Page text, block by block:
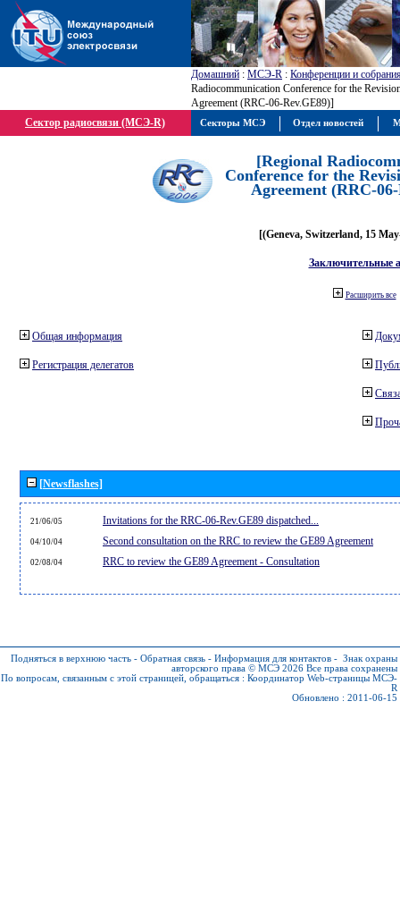
Домашний : МСЭ-R : Конференции и
Radiocommunication Conference for the
Agreement (RRC-06-Rev.GE89)]
Сектор радиосвязи (МСЭ-R)
[Regional
Conference for the
Agreement (RRC-
[(Geneva, Switzerland, 15
Заключительные
Расширить все
Общая информация
Регистрация делегатов
[Newsflashes]
21/06/05 Invitations for the RRC-06-Rev.GE89 dispatched...
04/10/04 Second consultation on the RRC to review the GE89 Agreement
02/08/04 RRC to review the GE89 Agreement - Consultation
Подняться в верхнюю часть - Обратная связь - Информация для контактов - Знак охраны
авторского права © МСЭ 2026 Все права сохранены
По вопросам, связанным с этой страницей, обращаться : Координатор Web-страницы МСЭ-
R
Обновлено : 2011-06-15
Секторы МСЭ Отдел новостей